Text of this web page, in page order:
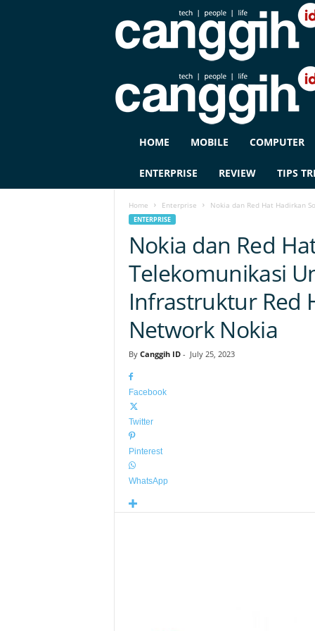
G
HOME MOBILE COMPUTER
ENTERPRISE REVIEW TIPS
Home Enterprise Nokia dan Red Hat Hadirkan
ENTERPRISE
Nokia dan Red
Telekomunikasi
Infrastruktur Red
Network Nokia
By Canggih ID- July 25, 2023
Facebook
Twitter
Pinterest
WhatsApp